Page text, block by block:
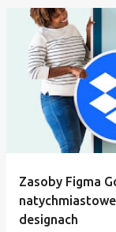
Zasoby Figma
designach